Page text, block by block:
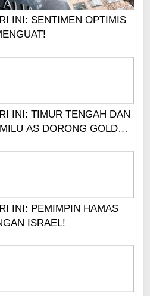
INI: SENTIMEN OPTIMIS
INI: TIMUR TENGAH DAN
AS DORONG GOLD
INI: PEMIMPIN HAMAS
ISRAEL!